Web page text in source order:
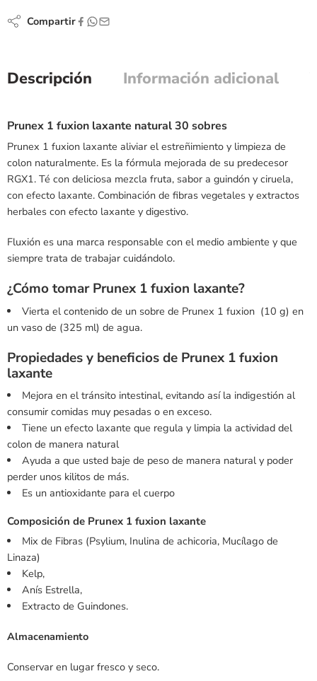
Compartir
Descripción Información adicional
Prunex 1 fuxion laxante natural 30 sobres
Prunex 1 fuxion laxante aliviar el estreñimiento y limpieza de
colon naturalmente. Es la fórmula mejorada de su predecesor
RGX1. Té con deliciosa mezcla fruta, sabor a guindón y ciruela,
con efecto laxante. Combinación de fibras vegetales y extractos
herbales con efecto laxante y digestivo.
Fluxión es una marca responsable con el medio ambiente y que
siempre trata de trabajar cuidándolo.
¿Cómo tomar Prunex 1 fuxion laxante?
Vierta el contenido de un sobre de Prunex 1 fuxion (10 g) en
un vaso de (325 ml) de agua.
Propiedades y beneficios de Prunex 1 fuxion
laxante
Mejora en el tránsito intestinal, evitando así la indigestión al
consumir comidas muy pesadas o en exceso.
Tiene un efecto laxante que regula y limpia la actividad del
colon de manera natural
Ayuda a que usted baje de peso de manera natural y poder
perder unos kilitos de más.
Es un antioxidante para el cuerpo
Composición de Prunex 1 fuxion laxante
Mix de Fibras (Psylium, Inulina de achicoria, Mucílago de
Linaza)
Kelp,
Anís Estrella,
Extracto de Guindones.
Almacenamiento
Conservar en lugar fresco y seco.